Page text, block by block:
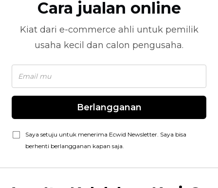
Cara jualan online
Kiat dari e-commerce ahli untuk pemilik
usaha kecil dan calon pengusaha.
Berlangganan
Saya setuju untuk menerima Ecwid Newsletter. Saya bisa
berhenti berlangganan kapan saja.